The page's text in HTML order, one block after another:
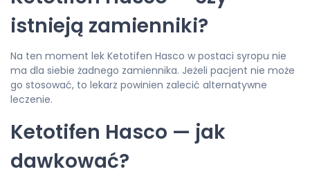
istnieją zamienniki?
Na ten moment lek Ketotifen Hasco w postaci syropu nie
ma dla siebie żadnego zamiennika. Jeżeli pacjent nie może
go stosować, to lekarz powinien zalecić alternatywne
leczenie.
Ketotifen Hasco — jak
dawkować?